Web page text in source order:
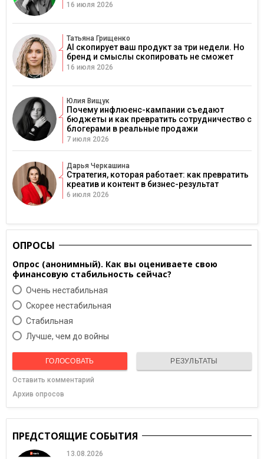
16 июля 2026
Татьяна Грищенко
AI скопирует ваш продукт за три недели. Но
бренд и смыслы скопировать не сможет
16 июля 2026
Юлия Вищук
Почему инфлюенс-кампании съедают
бюджеты и как превратить сотрудничество с
блогерами в реальные продажи
7 июля 2026
Дарья Черкашина
Стратегия, которая работает: как превратить
креатив и контент в бизнес-результат
6 июля 2026
ОПРОСЫ
Опрос (анонимный). Как вы оцениваете свою
финансовую стабильность сейчас?
Очень нестабильная
Скорее нестабильная
Cтабильная
Лучше, чем до войны
ГОЛОСОВАТЬ РЕЗУЛЬТАТЫ
Оставить комментарий
Архив опросов
ПРЕДСТОЯЩИЕ СОБЫТИЯ
13.08.2026